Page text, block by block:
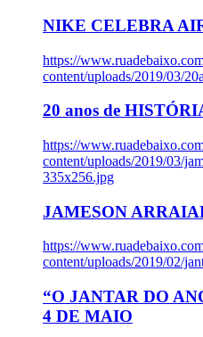
NIKE CELEBRA
https://
content/uploads/2019/03/
20 anos de
https://
content/uploads/2019/03/
335x256.jpg
JAMESON
https://
content/uploads/2019/02/
“O JANTAR DO
4 DE MAIO